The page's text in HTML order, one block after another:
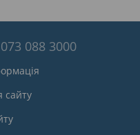
088 3000
сайту